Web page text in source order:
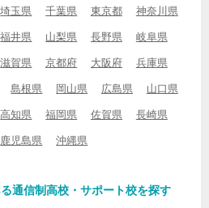
埼玉県 千葉県 東京都 神奈川県
福井県 山梨県 長野県 岐阜県
滋賀県 京都府 大阪府 兵庫県
島根県 岡山県 広島県 山口県
高知県 福岡県 佐賀県 長崎県
鹿児島県 沖縄県
通信制高校・サポート校を探す